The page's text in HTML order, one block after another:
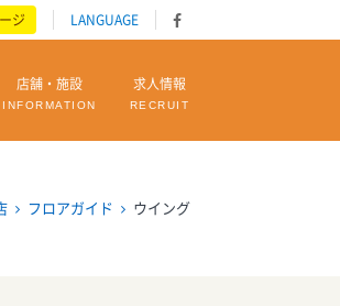
ジ LANGUAGE
店舗・施設
INFORMATION
求人情報
RECRUIT
フロアガイド ウイング